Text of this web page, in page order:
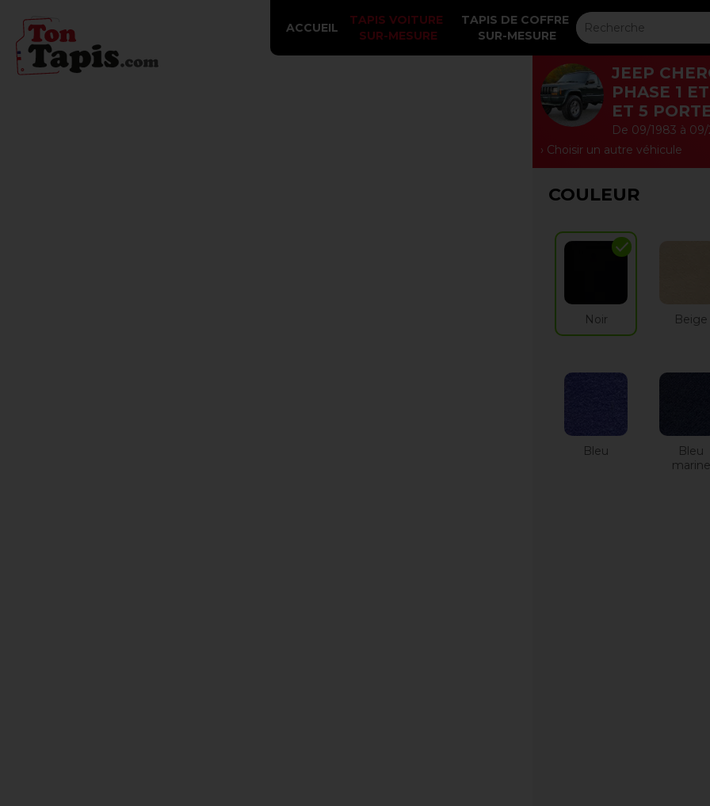
JEEP
PHASE 1
ET 5
De 09/1983 à 09/
› Choisir un autre véhicule
COULEUR
check
Noir Beige
Bleu
Bleu
marine
ACCUEIL
TAPIS VOITURE
SUR-MESURE
TAPIS DE COFFRE
SUR-MESURE